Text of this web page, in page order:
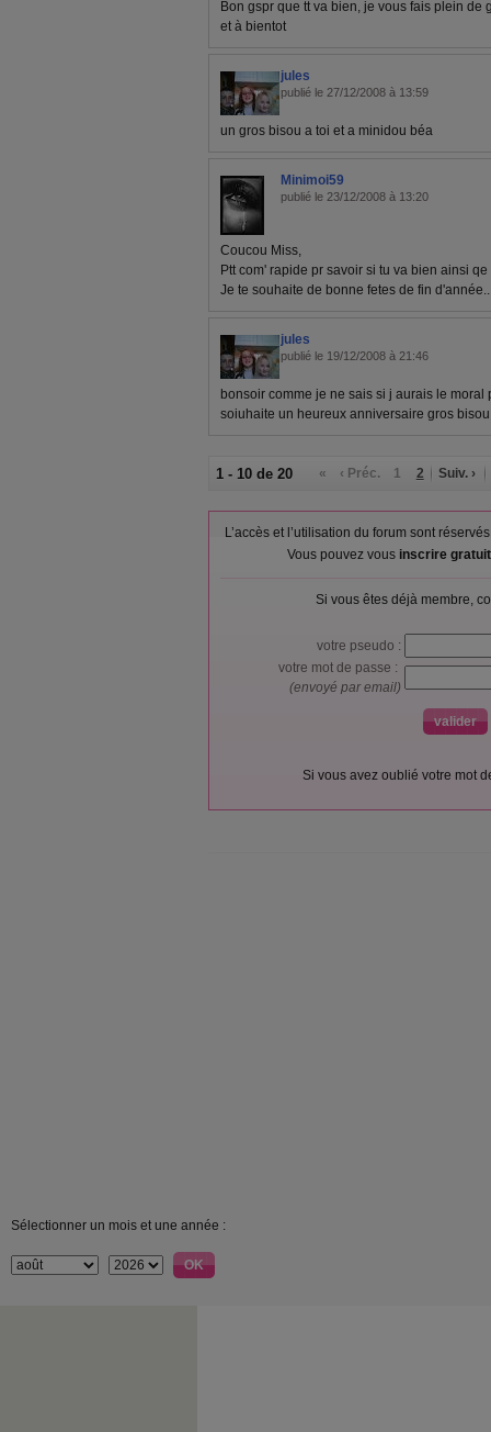
Bon gspr que tt va bien, je vous fais plein de
et à bientot
jules
publié le 27/12/2008 à 13:59
un gros bisou a toi et a minidou béa
Minimoi59
publié le 23/12/2008 à 13:20
Coucou Miss,
Ptt com' rapide pr savoir si tu va bien ainsi qe
Je te souhaite de bonne fetes de fin
jules
publié le 19/12/2008 à 21:46
bonsoir comme je ne sais si j aurais le
soiuhaite un heureux anniversaire gros
1 - 10 de 20 « ‹ Préc. 1 2 Suiv. ›
L’accès et l’utilisation du forum sont
Vous pouvez vous inscrire
Si vous êtes déjà membre,
votre pseudo :
votre mot de passe :
(envoyé par email)
Si vous avez oublié votre mot
Sélectionner un mois et une année :